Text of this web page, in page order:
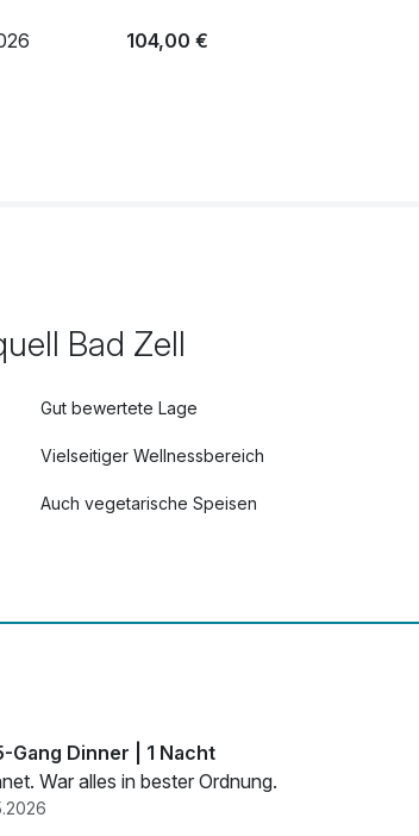
104,00 €
49,50 €
2026
Bad Zell
Gut bewertete Lage
Vielseitiger Wellnessbereich
Auch vegetarische Speisen
Gang Dinner | 1 Nacht
War alles in bester Ordnung.